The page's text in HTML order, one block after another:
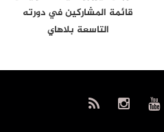
قائمة المشاركين في دورته
التاسعة بلاهاي